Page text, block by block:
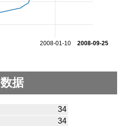
2008-01-10 2008-09-25
数据
34
34